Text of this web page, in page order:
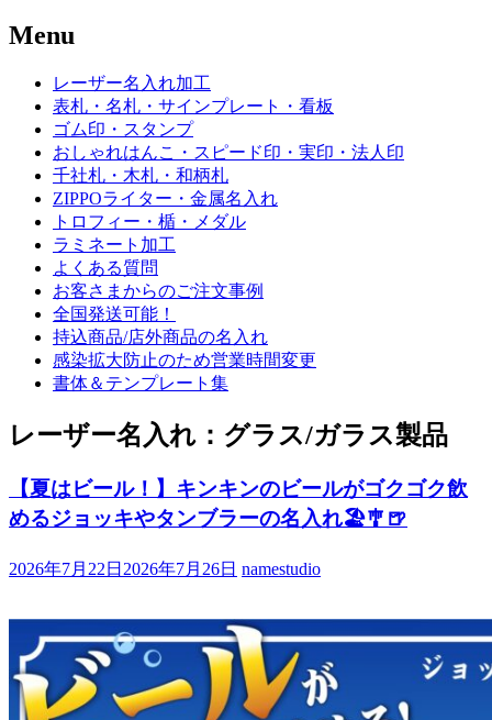
Menu
Skip
content
レーザー名入れ加工
表札・名札・サインプレート・看板
ゴム印・スタンプ
おしゃれはんこ・スピード印・実印・法人印
千社札・木札・和柄札
ZIPPOライター・金属名入れ
トロフィー・楯・メダル
ラミネート加工
よくある質問
お客さまからのご注文事例
全国発送可能！
持込商品/店外商品の名入れ
感染拡大防止のため営業時間変更
書体＆テンプレート集
レーザー名入れ：グラス/ガラス製品
【夏はビール！】キンキンのビールがゴクゴク飲
めるジョッキやタンブラーの名入れ🏖️🎐🍺
2026年7月22日 2026年7月26日 namestudio